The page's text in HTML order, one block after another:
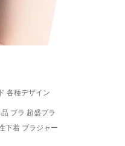
各種デザイン
ブラ 超盛ブラ
下着 ブラジャー